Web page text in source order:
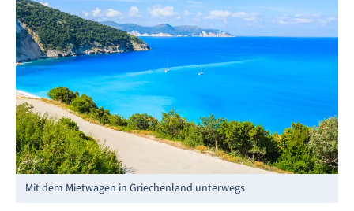
Mit dem Mietwagen in Griechenland unterwegs